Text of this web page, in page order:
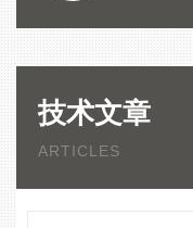
技术文章
ARTICLES